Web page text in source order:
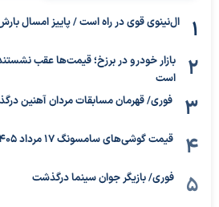
ال‌نینوی قوی در راه است / پاییز امسال
بازار خودرو در برزخ؛ قیمت‌ها عقب
است
فوری/ قهرمان مسابقات مردان آهنین
قیمت گوشی‌های سامسونگ 17 مرداد 1405
فوری/ بازیگر جوان سینما درگذشت